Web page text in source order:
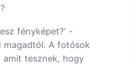
fényképet?' -
magadtól. A fotósok
amit tesznek, hogy